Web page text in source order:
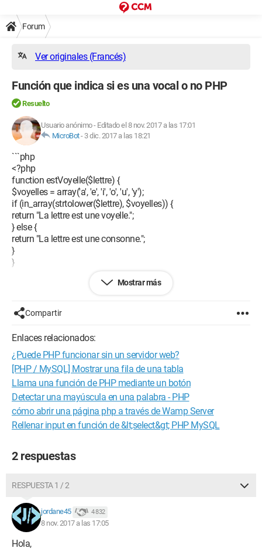
Forum
Ver originales (Francés)
Función que indica si es una vocal o no PHP
Resuelto
Usuario anónimo- Editado el 8 nov. 2017 a las 17:01
MicroBot- 3 dic. 2017 a las 18:21
```php
<?php
function estVoyelle($lettre) {
$voyelles = array('a', 'e', 'i', 'o', 'u', 'y');
if (in_array(strtolower($lettre), $voyelles)) {
return "La lettre est une voyelle.";
} else {
return "La lettre est une consonne.";
}
}
souhaitez tester
echo estVoyelle($lettreSaisie);
?>
```
Mostrar más
Compartir
Enlaces relacionados:
¿Puede PHP funcionar sin un servidor web?
[PHP / MySQL] Mostrar una fila de una tabla
Llama una función de PHP mediante un botón
Detectar una mayúscula en una palabra - PHP
cómo abrir una página php a través de Wamp Server
Rellenar input en función de &lt;select&gt; PHP MySQL
2 respuestas
RESPUESTA 1 / 2
jordane45 4 832
8 nov. 2017 a las 17:05
Hola,